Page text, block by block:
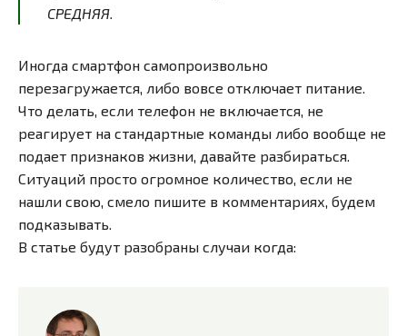
СРЕДНЯЯ.
Иногда смартфон самопроизвольно
перезагружается, либо вовсе отключает питание.
Что делать, если телефон не включается, не
реагирует на стандартные команды либо вообще не
подает признаков жизни, давайте разбираться.
Ситуаций просто огромное количество, если не
нашли свою, смело пишите в комментариях, будем
подказывать.
В статье будут разобраны случаи когда: